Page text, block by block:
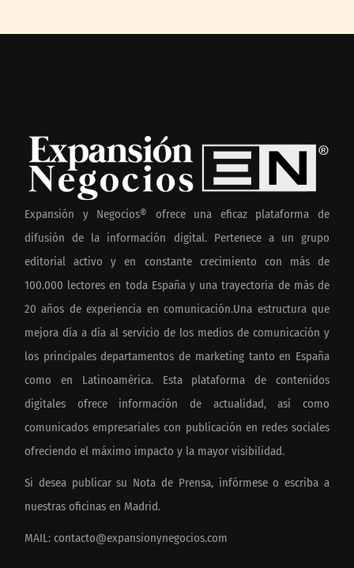
Expansión y Negocios® ofrece una eficaz plataforma de
difusión de la información digital. Pertenece a un grupo
editorial activo y en constante crecimiento con más de
100.000 lectores en toda España y una trayectoria de más de
20 años de experiencia en comunicación.Una estructura que
mejora día a día al servicio de los medios de comunicación y
los principales departamentos de marketing tanto en España
como en Latinoamérica. Esta plataforma de contenidos
digitales ofrece información de actualidad, así como
comunicados empresariales con publicación en redes sociales
ofreciendo el máximo impacto y la mayor visibilidad.
Si desea publicar su Nota de Prensa, infórmese o escriba a
nuestras oficinas en Madrid.
MAIL: contacto@expansionynegocios.com